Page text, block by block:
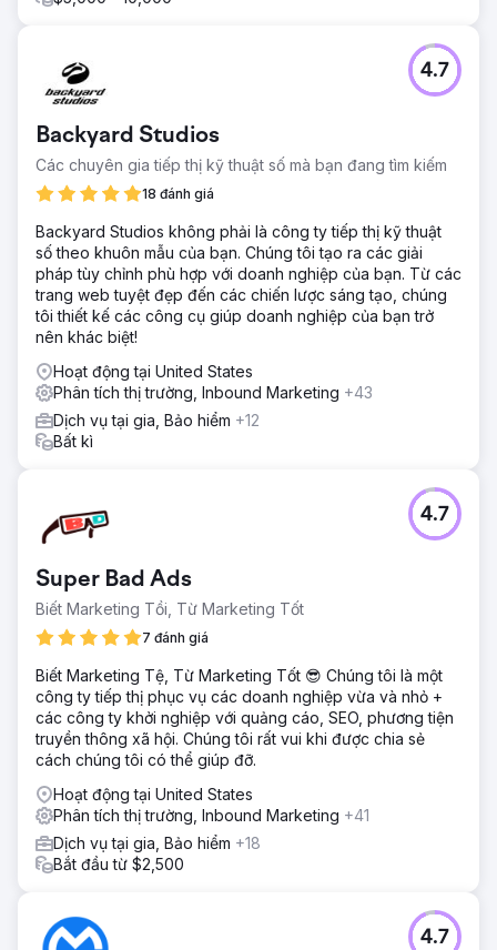
trả tiền lên khoảng 57%. Chỉ riêng trong năm 2020, Thrive
đã tạo ra tổng cộng 89.422 khách hàng tiềm năng trên 180
địa điểm, bao gồm 1.345 cuộc gọi và 2.064 lượt chuyển
đổi.
Chuyển đến trang agency
Backyard Studios
Các chuyên gia tiếp thị kỹ thuật số mà bạn đang tìm kiếm
18 đánh giá
4.7
Backyard Studios không phải là công ty tiếp thị kỹ thuật
số theo khuôn mẫu của bạn. Chúng tôi tạo ra các giải
pháp tùy chỉnh phù hợp với doanh nghiệp của bạn. Từ các
trang web tuyệt đẹp đến các chiến lược sáng tạo, chúng
tôi thiết kế các công cụ giúp doanh nghiệp của bạn trở
nên khác biệt!
Hoạt động tại United States
Phân tích thị trường, Inbound Marketing +43
Dịch vụ tại gia, Bảo hiểm +12
Bất kì
Super Bad Ads
Biết Marketing Tồi, Từ Marketing Tốt
7 đánh giá
4.7
Biết Marketing Tệ, Từ Marketing Tốt 😎 Chúng tôi là một
công ty tiếp thị phục vụ các doanh nghiệp vừa và nhỏ +
các công ty khởi nghiệp với quảng cáo, SEO, phương tiện
truyền thông xã hội. Chúng tôi rất vui khi được chia sẻ
cách chúng tôi có thể giúp đỡ.
Hoạt động tại United States
Phân tích thị trường, Inbound Marketing +41
Dịch vụ tại gia, Bảo hiểm +18
Bắt đầu từ $2,500
4.7